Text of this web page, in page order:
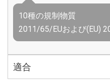
10種の規制物質
2011/65/EUおよび(EU)
適合